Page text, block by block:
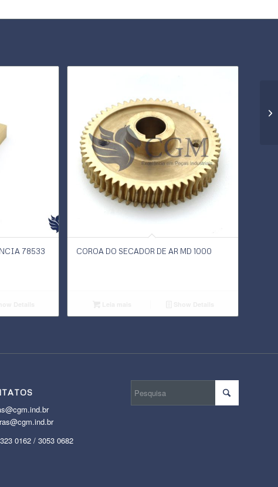
78533 COROA DO SECADOR DE AR MD 1000
0162 / 3053 0682